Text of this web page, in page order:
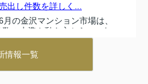
出し件数を詳しく...
月の金沢マンション市場は、
の水準や動き方から、これ
し異なる表情が見え始めて
とはいえ、数字だけを眺めて
自分の売却や購入にどう関わ
分かりづらいと感じる...
情報一覧